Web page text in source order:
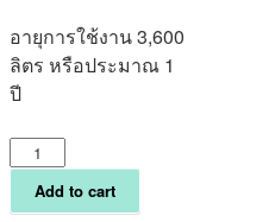
อายุการใช้งาน 3,600
ลิตร หรือประมาณ 1
ปี
ไส้
กรอง
ละเอียด
NANO
Add to cart